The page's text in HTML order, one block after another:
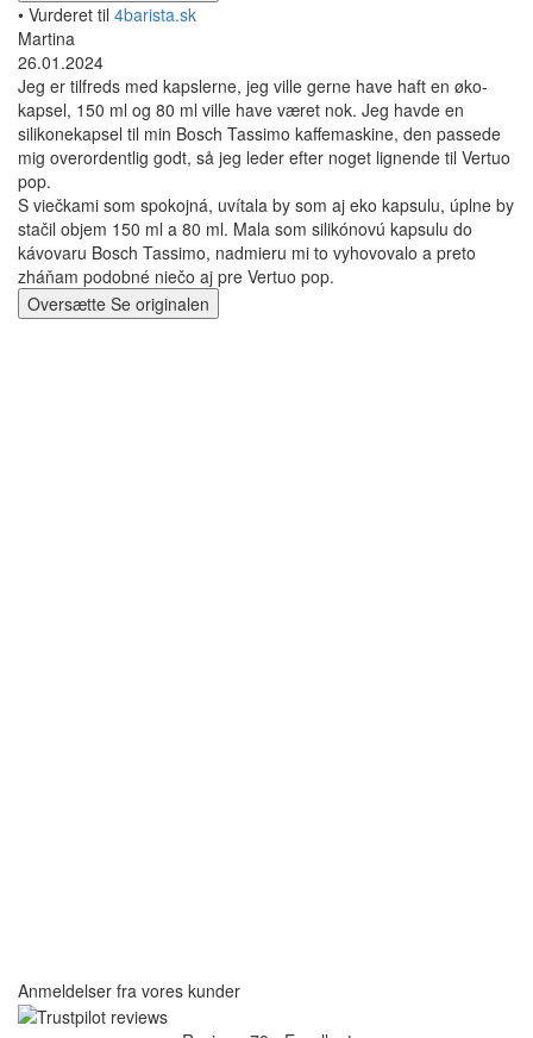
• Vurderet til 4barista.sk
Martina
26.01.2024
Jeg er tilfreds med kapslerne, jeg ville gerne have haft en øko-
kapsel, 150 ml og 80 ml ville have været nok. Jeg havde en
silikonekapsel til min Bosch Tassimo kaffemaskine, den passede
mig overordentlig godt, så jeg leder efter noget lignende til Vertuo
pop.
S viečkami som spokojná, uvítala by som aj eko kapsulu, úplne by
stačil objem 150 ml a 80 ml. Mala som silikónovú kapsulu do
kávovaru Bosch Tassimo, nadmieru mi to vyhovovalo a preto
zháňam podobné niečo aj pre Vertuo pop.
Oversætte Se originalen
Anmeldelser fra vores kunder